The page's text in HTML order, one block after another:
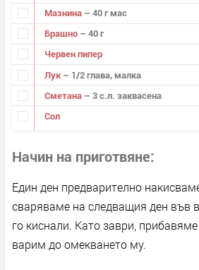
Мазнина – 40 г мас
Брашно – 40 г
Червен пипер
Лук – 1/2 глава, малка
Сметана – 3 с.л. заквасена
Сол
Начин на приготвяне
Един ден предварително
сваряваме на следващия ден във
го киснали. Като заври,
варим до омекването му.